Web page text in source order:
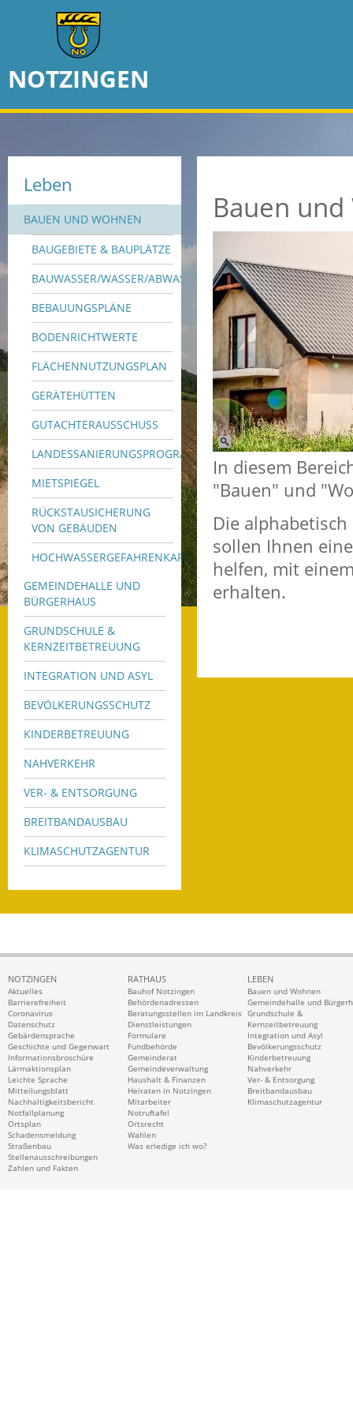
NOTZINGEN
Leben
BAUEN UND WOHNEN
BAUGEBIETE & BAUPLÄTZE
BAUWASSER/WASSER/ABWASSER
BEBAUUNGSPLÄNE
BODENRICHTWERTE
FLÄCHENNUTZUNGSPLAN
GERÄTEHÜTTEN
GUTACHTERAUSSCHUSS
LANDESSANIERUNGSPROGRAMM
MIETSPIEGEL
RÜCKSTAUSICHERUNG
VON GEBÄUDEN
HOCHWASSERGEFAHRENKARTE
GEMEINDEHALLE UND
BÜRGERHAUS
GRUNDSCHULE &
KERNZEITBETREUUNG
INTEGRATION UND ASYL
BEVÖLKERUNGSSCHUTZ
KINDERBETREUUNG
NAHVERKEHR
VER- & ENTSORGUNG
BREITBANDAUSBAU
KLIMASCHUTZAGENTUR
Bauen
In diesem
"Bauen" und
Die
sollen Ihnen
helfen, mit
erhalten.
NOTZINGEN
Aktuelles
Barrierefreiheit
Coronavirus
Datenschutz
Gebärdensprache
Geschichte und Gegenwart
Informationsbroschüre
Lärmaktionsplan
Leichte Sprache
Mitteilungsblatt
Nachhaltigkeitsbericht
Notfallplanung
Ortsplan
Schadensmeldung
Straßenbau
Stellenausschreibungen
Zahlen und Fakten
RATHAUS
Bauhof Notzingen
Behördenadressen
Beratungsstellen im Landkreis
Dienstleistungen
Formulare
Fundbehörde
Gemeinderat
Gemeindeverwaltung
Haushalt & Finanzen
Heiraten in Notzingen
Mitarbeiter
Notruftafel
Ortsrecht
Wahlen
Was erledige ich wo?
LEBEN
Bauen und Wohnen
Gemeindehalle und
Grundschule &
Kernzeitbetreuung
Integration und Asyl
Bevölkerungsschutz
Kinderbetreuung
Nahverkehr
Ver- & Entsorgung
Breitbandausbau
Klimaschutzagentur